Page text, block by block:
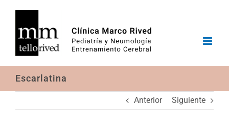
contenido
Escarlatina
Anterior Siguiente